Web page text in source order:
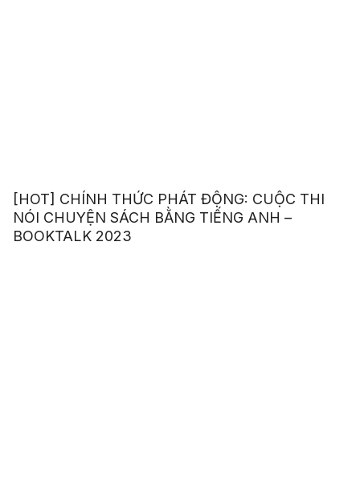
[HOT] CHÍNH THỨC PHÁT ĐỘNG: CUỘC THI
NÓI CHUYỆN SÁCH BẰNG TIẾNG ANH –
BOOKTALK 2023